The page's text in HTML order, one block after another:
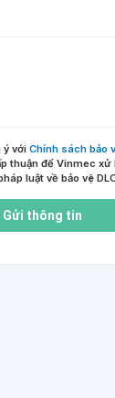
ý với Chính sách bảo
thuận để Vinmec xử
luật về bảo vệ
Gửi thông tin